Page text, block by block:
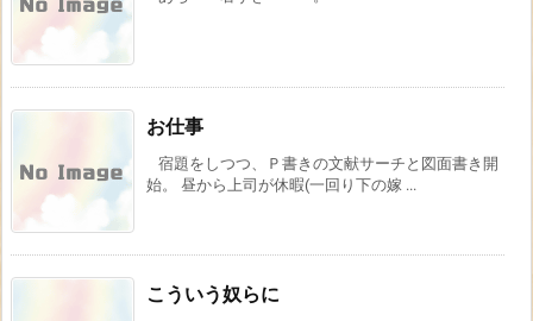
お仕事
宿題をしつつ、Ｐ書きの文献サーチと図面書き開
始。 昼から上司が休暇(一回り下の嫁 ...
こういう奴らに